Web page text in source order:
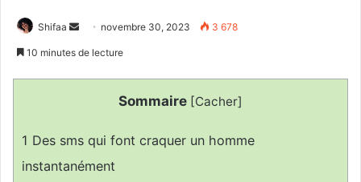
Shifaa
Envoyernovembre 30, 2023 3 678
10 minutes de lecture
Sommaire [Cacher]
1 Des sms qui font craquer un homme
instantanément